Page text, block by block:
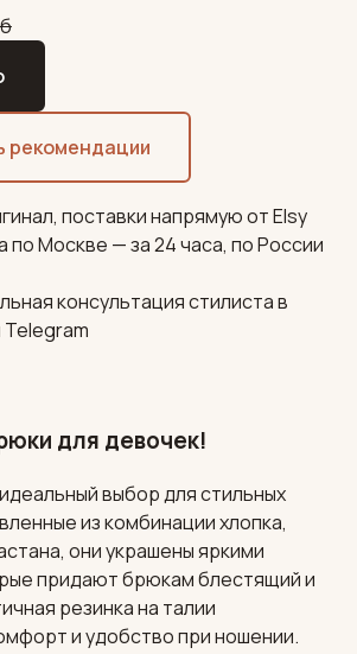
рекомендации
поставки напрямую от Elsy
по Москве — за 24 часа, по России
консультация стилиста в
для девочек!
выбор для стильных
из комбинации хлопка,
они украшены яркими
придают брюкам блестящий и
резинка на талии
и удобство при ношении.